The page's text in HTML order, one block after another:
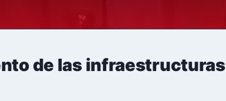
de las infraestructuras